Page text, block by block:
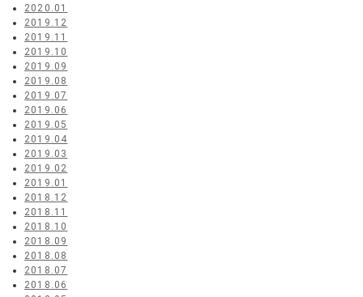
2020.01
2019.12
2019.11
2019.10
2019.09
2019.08
2019.07
2019.06
2019.05
2019.04
2019.03
2019.02
2019.01
2018.12
2018.11
2018.10
2018.09
2018.08
2018.07
2018.06